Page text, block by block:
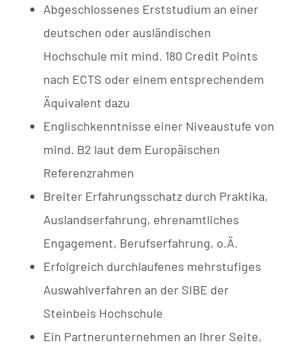
Abgeschlossenes Erststudium an einer
deutschen oder ausländischen
Hochschule mit mind. 180 Credit Points
nach ECTS oder einem entsprechendem
Äquivalent dazu
Englischkenntnisse einer Niveaustufe von
mind. B2 laut dem Europäischen
Referenzrahmen
Breiter Erfahrungsschatz durch Praktika,
Auslandserfahrung, ehrenamtliches
Engagement, Berufserfahrung, o.Ä.
Erfolgreich durchlaufenes mehrstufiges
Auswahlverfahren an der SIBE der
Steinbeis Hochschule
Ein Partnerunternehmen an Ihrer Seite,